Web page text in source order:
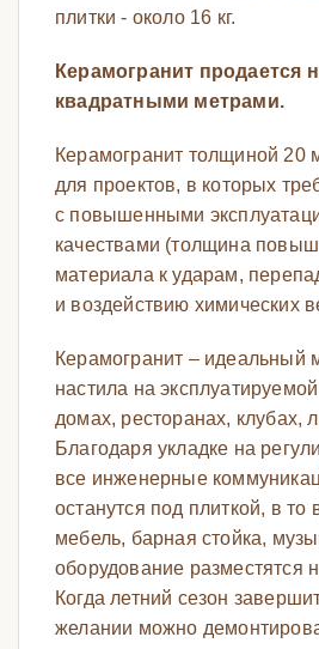
плитки - около 16 кг.
Керамогранит продается
квадратными метрами.
Керамогранит толщиной 20
для проектов, в которых
с повышенными
качествами (толщина
материала к ударам,
и воздействию химических
Керамогранит – идеальный
настила на
домах, ресторанах, клубах,
Благодаря укладке на
все инженерные
останутся под плиткой, в то
мебель, барная стойка,
оборудование разместятся
Когда летний сезон
желании можно